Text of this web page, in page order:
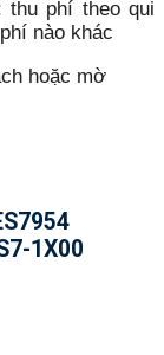
thu phí theo qui
nào khác
hoặc mờ
1X00